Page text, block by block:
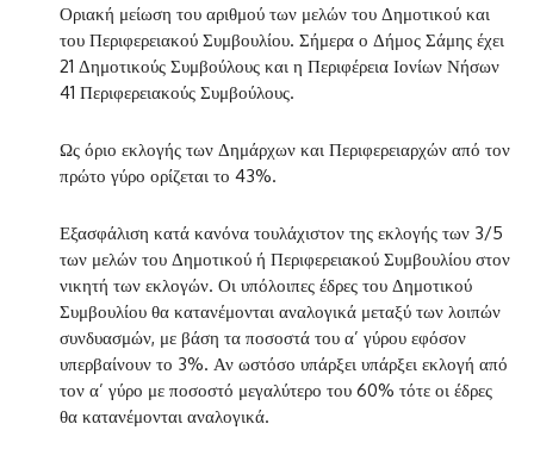
Οριακή μείωση του αριθμού των μελών του Δημοτικού και
του Περιφερειακού Συμβουλίου. Σήμερα ο Δήμος Σάμης έχει
21 Δημοτικούς Συμβούλους και η Περιφέρεια Ιονίων Νήσων
41 Περιφερειακούς Συμβούλους.
Ως όριο εκλογής των Δημάρχων και Περιφερειαρχών από τον
πρώτο γύρο ορίζεται το 43%.
Εξασφάλιση κατά κανόνα τουλάχιστον της εκλογής των 3/5
των μελών του Δημοτικού ή Περιφερειακού Συμβουλίου στον
νικητή των εκλογών. Οι υπόλοιπες έδρες του Δημοτικού
Συμβουλίου θα κατανέμονται αναλογικά μεταξύ των λοιπών
συνδυασμών, με βάση τα ποσοστά του α’ γύρου εφόσον
υπερβαίνουν το 3%. Αν ωστόσο υπάρξει υπάρξει εκλογή από
τον α’ γύρο με ποσοστό μεγαλύτερο του 60% τότε οι έδρες
θα κατανέμονται αναλογικά.